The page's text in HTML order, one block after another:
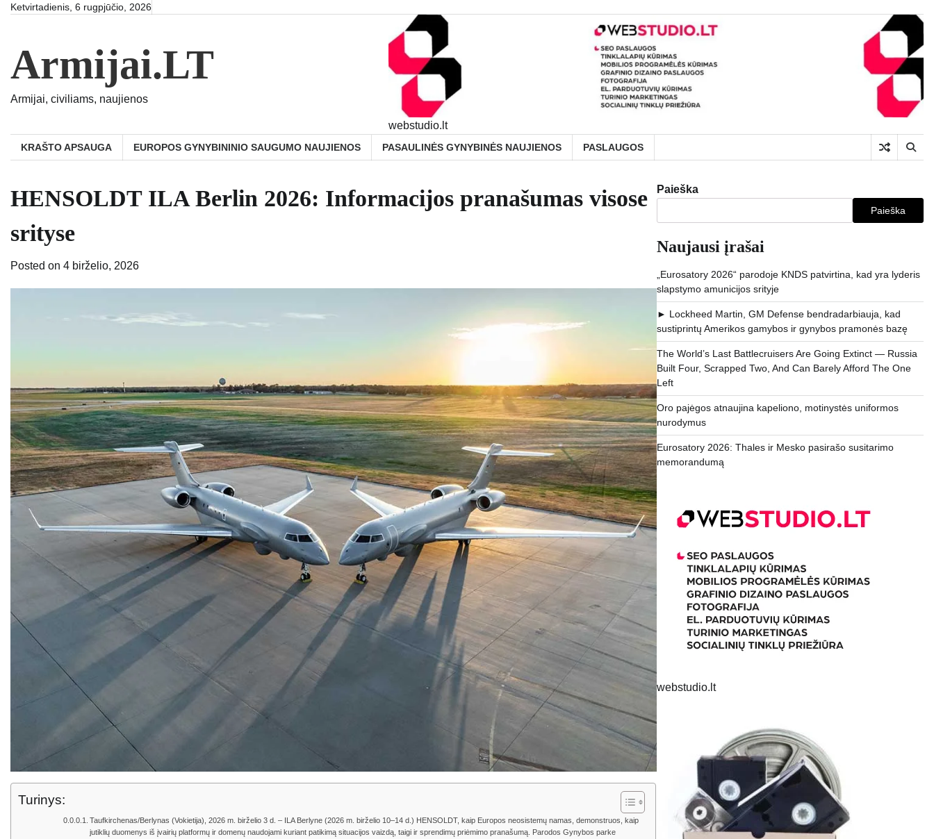
SkipKetvirtadienis, 6 rugpjūčio, 2026
Armijai.LT
Armijai, civiliams, naujienos
webstudio.lt
KRAŠTO APSAUGA EUROPOS GYNYBININIO SAUGUMO NAUJIENOS PASAULINĖS GYNYBINĖS NAUJIENOS PASLAUGOS
HENSOLDT ILA Berlin 2026: Informacijos pranašumas visose
srityse
Posted on 4 birželio, 2026
Turinys:
Taufkirchenas/Berlynas (Vokietija), 2026 m. birželio 3 d. – ILA Berlyne (2026 m. birželio 10–14 d.) HENSOLDT, kaip Europos neosistemų namas, demonstruos, kaip
jutiklių duomenys iš įvairių platformų ir domenų naudojami kuriant patikimą situacijos vaizdą, taigi ir sprendimų priėmimo pranašumą. Parodos Gynybos parke
Paieška
Paieška
Naujausi įrašai
„Eurosatory 2026“ parodoje KNDS patvirtina, kad yra lyderis
slapstymo amunicijos srityje
► Lockheed Martin, GM Defense bendradarbiauja, kad
sustiprintų Amerikos gamybos ir gynybos pramonės bazę
The World’s Last Battlecruisers Are Going Extinct — Russia
Built Four, Scrapped Two, And Can Barely Afford The One
Left
Oro pajėgos atnaujina kapeliono, motinystės uniformos
nurodymus
Eurosatory 2026: Thales ir Mesko pasirašo susitarimo
memorandumą
webstudio.lt